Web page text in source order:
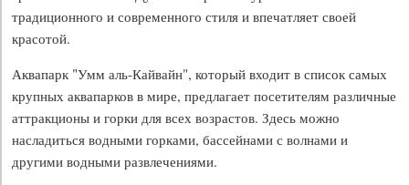
традиционного и современного стиля и впечатляет своей
красотой.
Аквапарк "Умм аль-Кайвайн", который входит в список самых
крупных аквапарков в мире, предлагает посетителям различные
аттракционы и горки для всех возрастов. Здесь можно
насладиться водными горками, бассейнами с волнами и
другими водными развлечениями.